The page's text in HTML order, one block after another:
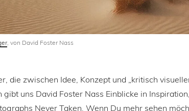
‚ von David Foster Nass
die zwischen Idee, Konzept und „kritisch
gibt uns David Foster Nass Einblicke in
Never Taken. Wenn Du mehr sehen